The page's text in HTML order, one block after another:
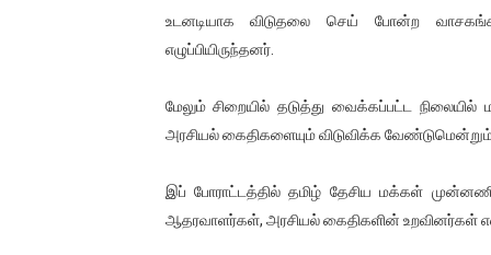
தடுப்பூசியை பெற்றுக் கொள்ளக்
பிரபல நடிகை தூக்கிட்டு
வடிவேலுவுக்கு நீதிமன்றம்
தியாகதீபம் லெப்.கேணல்
உடனடியாக விடுதலை செய் போன்ற
எழுப்பியிருந்தனர்.
மேலும் சிறையில் தடுத்து வைக்கப்பட்ட
அரசியல் கைதிகளையும் விடுவிக்க வேண்டுமென்றும்
இப் போராட்டத்தில் தமிழ் தேசிய மக்கள்
ஆதரவாளர்கள், அரசியல் கைதிகளின் உறவினர்கள்